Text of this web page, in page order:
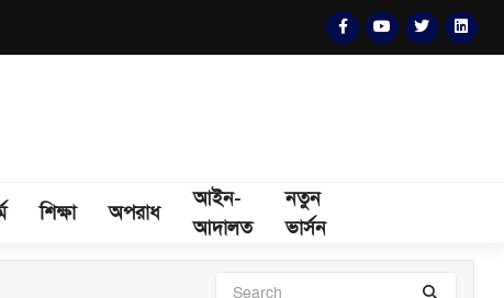
শিক্ষা অপরাধ
আইন-
আদালত
নতুন
ভার্সন